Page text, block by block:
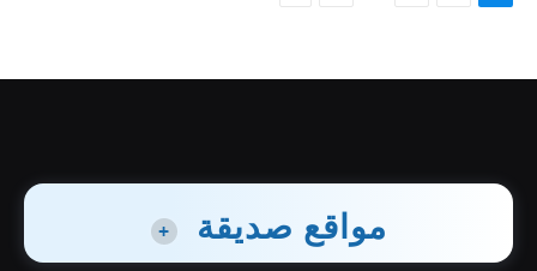
مواقع صديقة +